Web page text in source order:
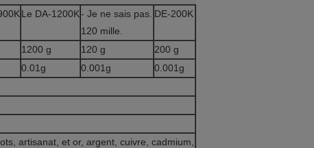
Le DA-1200K- Je ne sais pas.
120 mille.
DE-200K
1200 g 120 g
200 g
0.01g 0.001g
0.001g
artisanat, et or, argent, cuivre, cadmium,